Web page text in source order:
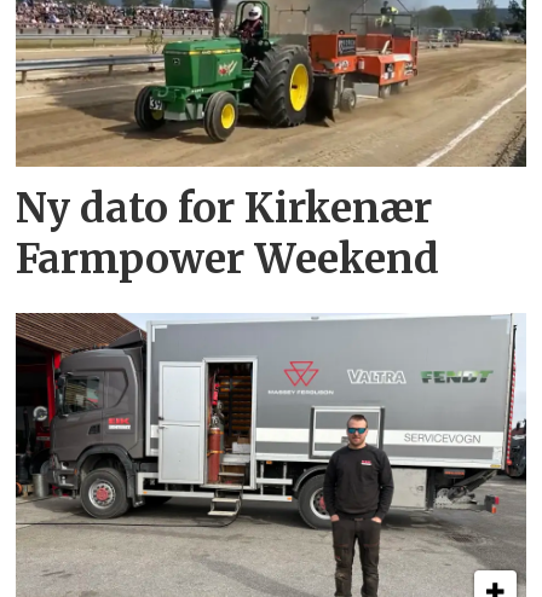
Ny dato for Kirkenær
Farmpower Weekend